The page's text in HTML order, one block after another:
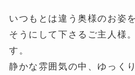
いつもとは違う奥様のお姿
そうにして下さるご主人様
す。
静かな雰囲気の中、ゆっく